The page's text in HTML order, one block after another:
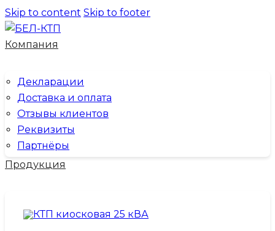
Skip to content Skip to footer
Компания
Декларации
Доставка и оплата
Отзывы клиентов
Реквизиты
Партнёры
Продукция